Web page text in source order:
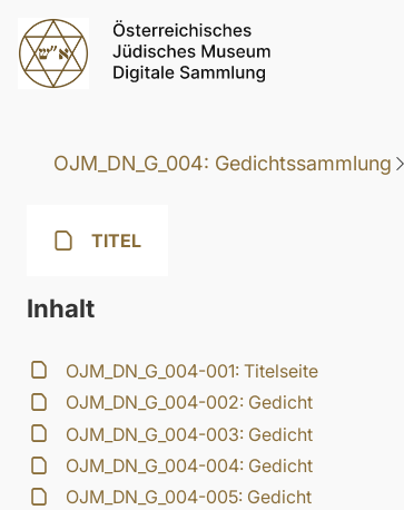
OJM_DN_G_004: Gedichtssammlung
TITEL
Inhalt
OJM_DN_G_004-001: Titelseite
OJM_DN_G_004-002: Gedicht
OJM_DN_G_004-003: Gedicht
OJM_DN_G_004-004: Gedicht
OJM_DN_G_004-005: Gedicht